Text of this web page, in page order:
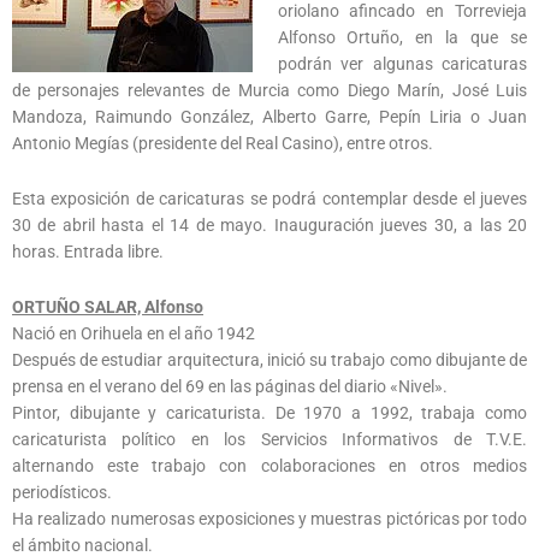
oriolano afincado en Torrevieja
Alfonso Ortuño, en la que se
podrán ver algunas caricaturas
de personajes relevantes de Murcia como Diego Marín, José Luis
Mandoza, Raimundo González, Alberto Garre, Pepín Liria o Juan
Antonio Megías (presidente del Real Casino), entre otros.
Esta exposición de caricaturas se podrá contemplar desde el jueves
30 de abril hasta el 14 de mayo. Inauguración jueves 30, a las 20
horas. Entrada libre.
ORTUÑO SALAR, Alfonso
Nació en Orihuela en el año 1942
Después de estudiar arquitectura, inició su trabajo como dibujante de
prensa en el verano del 69 en las páginas del diario «Nivel».
Pintor, dibujante y caricaturista. De 1970 a 1992, trabaja como
caricaturista político en los Servicios Informativos de T.V.E.
alternando este trabajo con colaboraciones en otros medios
periodísticos.
Ha realizado numerosas exposiciones y muestras pictóricas por todo
el ámbito nacional.